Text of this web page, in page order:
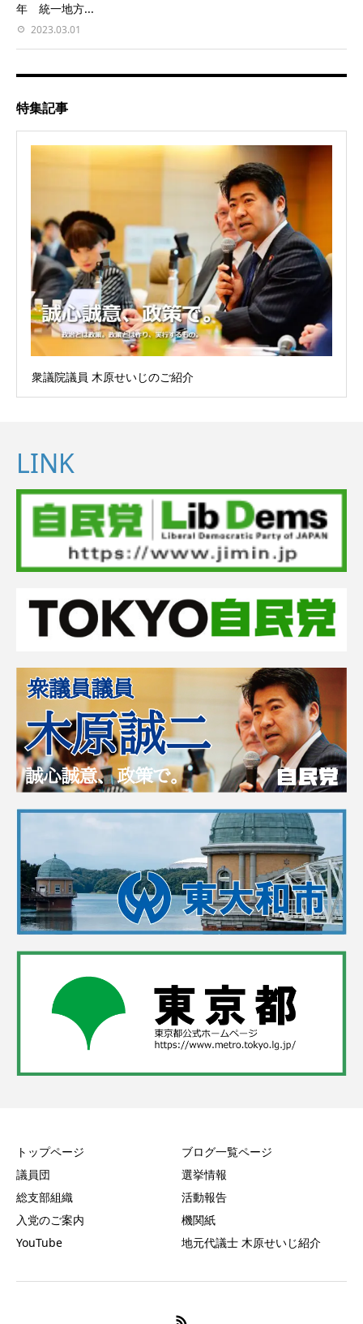
年 統一地方...
2023.03.01
特集記事
衆議院議員 木原せいじのご紹介
LINK
トップページ
議員団
総支部組織
入党のご案内
YouTube
ブログ一覧ページ
選挙情報
活動報告
機関紙
地元代議士 木原せいじ紹介